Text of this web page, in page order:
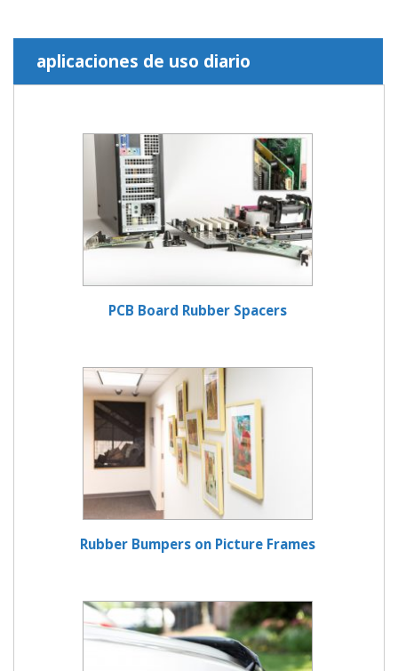
aplicaciones de uso diario
PCB Board Rubber Spacers
Rubber Bumpers on Picture Frames